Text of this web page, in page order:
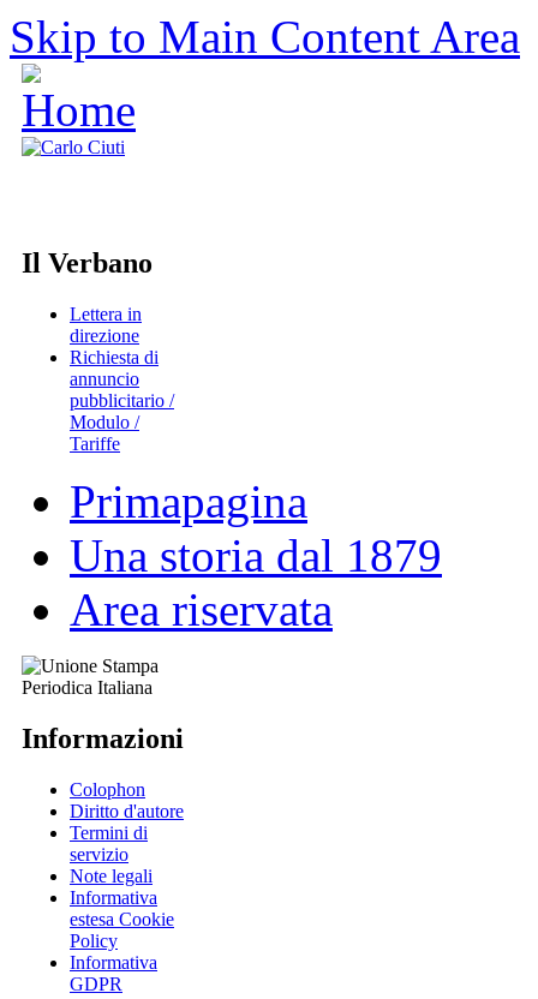
Skip to Main Content Area
Il Verbano
Lettera in
direzione
Richiesta di
annuncio
pubblicitario /
Modulo /
Tariffe
Primapagina
Una storia dal 1879
Area riservata
Informazioni
Colophon
Diritto d'autore
Termini di
servizio
Note legali
Informativa
estesa Cookie
Policy
Informativa
GDPR